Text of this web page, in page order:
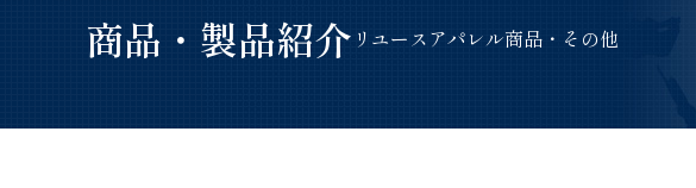
商品・製品紹介 リユースアパレル商品・その他